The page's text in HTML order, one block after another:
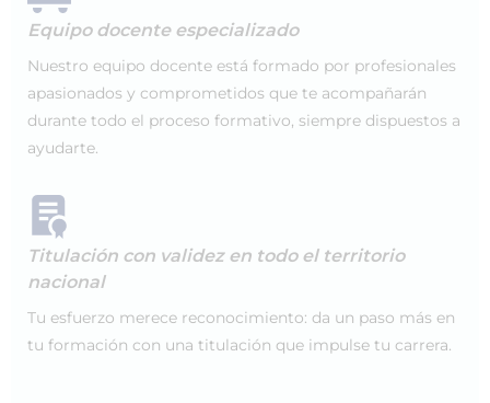
Equipo docente especializado
Nuestro equipo docente está formado por profesionales
apasionados y comprometidos que te acompañarán
durante todo el proceso formativo, siempre dispuestos a
ayudarte.
Titulación con validez en todo el territorio
nacional
Tu esfuerzo merece reconocimiento: da un paso más en
tu formación con una titulación que impulse tu carrera.